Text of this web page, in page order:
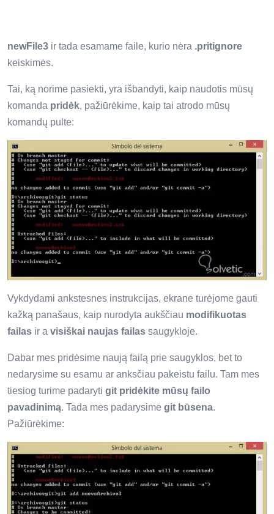
newFile3 ir tada esamame faile, kurio nėra .pritignore
keiskimės.
Tai, ką norime pasiekti, yra išbandyti, kaip naudotis mūsų
komanda pridėk, pažiūrėkime, kaip tai atrodo mūsų
komandų pulte:
Vykdydami ankstesnes instrukcijas, ekrane turėjome gauti
kažką panašaus, kaip nurodyta aukščiau modifikuotas
failas ir a visiškai naujas failas saugykloje.
Dabar mes pridėsime naują failą prie saugyklos, bet to
nedarysime su esamu ar anksčiau pakeistu failu. Tam mes
tiesiog turime padaryti git pridėkite mūsų failo
pavadinimą. Tada mes padarysime git būsena.
Pažiūrėkime: